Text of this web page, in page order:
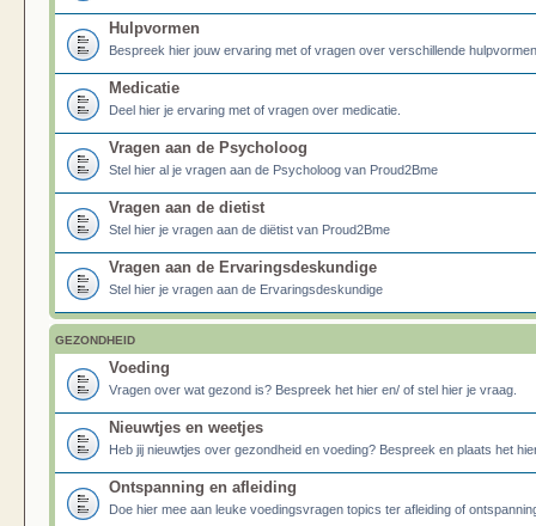
Hulpvormen
Bespreek hier jouw ervaring met of vragen over verschillende
Medicatie
Deel hier je ervaring met of vragen over medicatie.
Vragen aan de Psycholoog
Stel hier al je vragen aan de Psycholoog van Proud2Bme
Vragen aan de dietist
Stel hier je vragen aan de diëtist van Proud2Bme
Vragen aan de Ervaringsdeskundige
Stel hier je vragen aan de Ervaringsdeskundige
GEZONDHEID
Voeding
Vragen over wat gezond is? Bespreek het hier en/ of stel hier je vraag.
Nieuwtjes en weetjes
Heb jij nieuwtjes over gezondheid en voeding? Bespreek en plaats het
Ontspanning en afleiding
Doe hier mee aan leuke voedingsvragen topics ter afleiding of